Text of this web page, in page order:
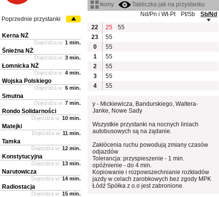
ikony
Tabliczka jak na przystanku
Nd/Pn i Wt-Pt
Pt/Sb
Sb/Nd
22
25
55
23
55
0
55
1
55
2
55
3
55
4
55
y - Mickiewicza, Bandurskiego, Waltera-
Janke, Nowe Sady
Wszystkie przystanki na nocnych liniach
autobusowych są na żądanie.
Zakłócenia ruchu powodują zmiany czasów
odjazdów
Tolerancja: przyspieszenie - 1 min.
opóźnienie - do 4 min.
Kopiowanie i rozpowszechnianie rozkładów
jazdy w celach zarobkowych bez zgody MPK
Łódź Spółka z o.o jest zabronione.
Poprzednie przystanki
Kerna NŻ
Dojeżdża w: 1 min.
Śnieżna NŻ
Dojeżdża w: 3 min.
Łomnicka NŻ
Dojeżdża w: 4 min.
Wojska Polskiego
Dojeżdża w: 6 min.
Smutna
Dojeżdża w: 7 min.
Rondo Solidarności
Dojeżdża w: 10 min.
Matejki
Dojeżdża w: 11 min.
Tamka
Dojeżdża w: 12 min.
Konstytucyjna
Dojeżdża w: 13 min.
Narutowicza
Dojeżdża w: 14 min.
Radiostacja
Dojeżdża w: 15 min.